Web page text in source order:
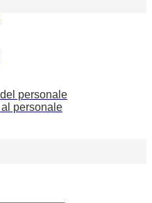
personale
personale